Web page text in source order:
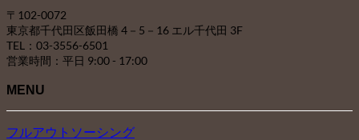
〒102-0072
東京都千代田区飯田橋 4－5－16 エル千代田 3F
TEL：03-3556-6501
営業時間：平日 9:00 - 17:00
MENU
フルアウトソーシング